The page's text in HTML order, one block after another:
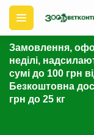
Замовлення,
неділі,
сумі до 100 грн
Безкоштовна
грн до 25 кг